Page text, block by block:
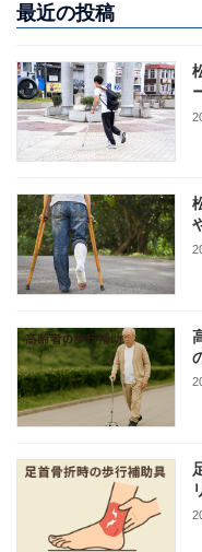
最近の投稿